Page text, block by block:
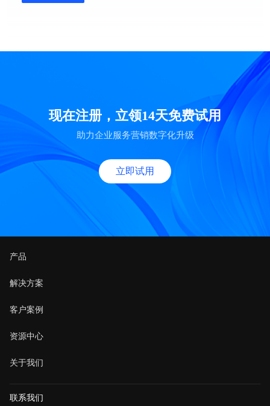
现在注册，立领14天免费试用
助力企业服务营销数字化升级
立即试用
产品
解决方案
客户案例
资源中心
关于我们
联系我们